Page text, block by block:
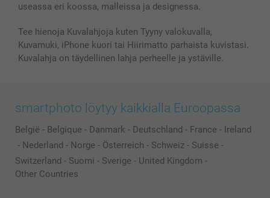
useassa eri koossa, malleissa ja designessa.
Tee hienoja Kuvalahjoja kuten Tyyny valokuvalla,
Kuvamuki, iPhone kuori tai Hiirimatto parhaista kuvistasi.
Kuvalahja on täydellinen lahja perheelle ja ystäville.
smartphoto löytyy kaikkialla Euroopassa
België - Belgique - Danmark - Deutschland - France - Ireland
- Nederland - Norge - Österreich - Schweiz - Suisse -
Switzerland - Suomi - Sverige - United Kingdom -
Other Countries